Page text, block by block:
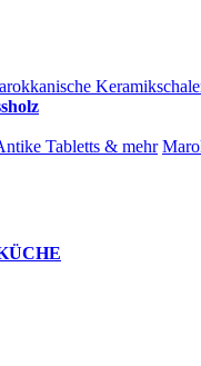
Tabletts & mehr